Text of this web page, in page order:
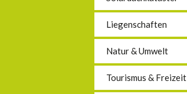
Liegenschaften
Natur & Umwelt
Tourismus & Freizeit